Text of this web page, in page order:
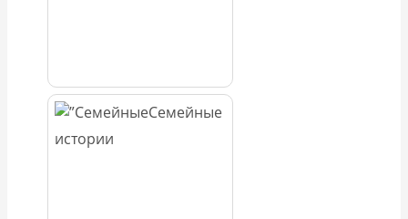
Семейные
истории